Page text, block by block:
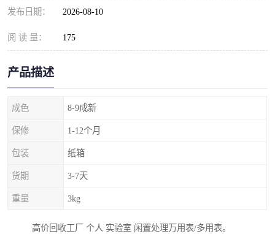
发布日期： 2026-08-10
阅 读 量： 175
产品描述
成色 8-9成新
保修 1-12个月
包装 纸箱
货期 3-7天
重量 3kg
高价回收工厂 个人 实验室 闲置处理万用表/多用表。